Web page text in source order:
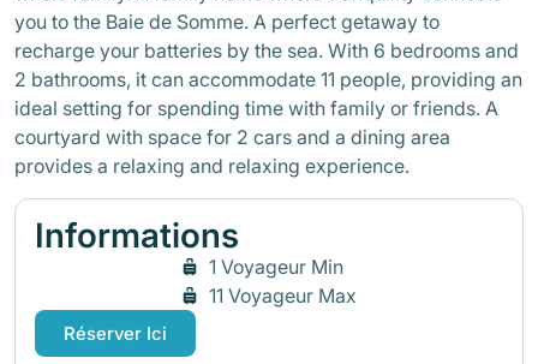
you to the Baie de Somme. A perfect getaway to
recharge your batteries by the sea. With 6 bedrooms and
2 bathrooms, it can accommodate 11 people, providing an
ideal setting for spending time with family or friends. A
courtyard with space for 2 cars and a dining area
provides a relaxing and relaxing experience.
Informations
1 Voyageur Min
11 Voyageur Max
Réserver Ici